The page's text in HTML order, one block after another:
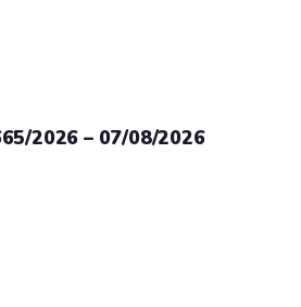
2026 – 07/08/2026